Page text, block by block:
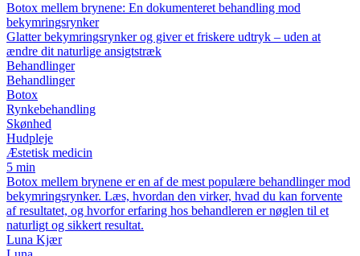
Botox mellem brynene: En dokumenteret behandling mod
bekymringsrynker
Glatter bekymringsrynker og giver et friskere udtryk – uden at
ændre dit naturlige ansigtstræk
Behandlinger
Behandlinger
Botox
Rynkebehandling
Skønhed
Hudpleje
Æstetisk medicin
5 min
Botox mellem brynene er en af de mest populære behandlinger mod
bekymringsrynker. Læs, hvordan den virker, hvad du kan forvente
af resultatet, og hvorfor erfaring hos behandleren er nøglen til et
naturligt og sikkert resultat.
Luna Kjær